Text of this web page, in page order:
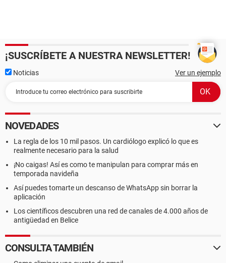
¡SUSCRÍBETE A NUESTRA NEWSLETTER!
Noticias Ver un ejemplo
NOVEDADES
La regla de los 10 mil pasos. Un cardiólogo explicó lo que es
realmente necesario para la salud
¡No caigas! Así es como te manipulan para comprar más en
temporada navideña
Así puedes tomarte un descanso de WhatsApp sin borrar la
aplicación
Los científicos descubren una red de canales de 4.000 años de
antigüedad en Belice
CONSULTA TAMBIÉN